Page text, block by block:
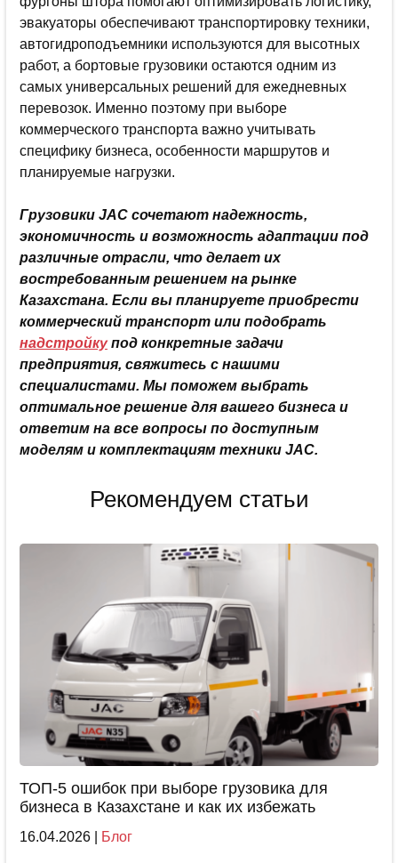
эвакуаторы обеспечивают транспортировку техники,
автогидроподъемники используются для высотных
работ, а бортовые грузовики остаются одним из
самых универсальных решений для ежедневных
перевозок. Именно поэтому при выборе
коммерческого транспорта важно учитывать
специфику бизнеса, особенности маршрутов и
планируемые нагрузки.
Грузовики JAC сочетают надежность,
экономичность и возможность адаптации под
различные отрасли, что делает их
востребованным решением на рынке
Казахстана. Если вы планируете приобрести
коммерческий транспорт или подобрать
надстройкупод конкретные задачи
предприятия, свяжитесь с нашими
специалистами. Мы поможем выбрать
оптимальное решение для вашего бизнеса и
ответим на все вопросы по доступным
моделям и комплектациям техники JAC.
Рекомендуем статьи
ТОП-5 ошибок при выборе грузовика для
бизнеса в Казахстане и как их избежать
16.04.2026 Блог